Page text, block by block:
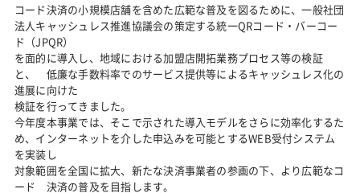
コード決済の小規模店舗を含めた広範な普及を図るために、一般社団
法人キャッシュレス推進協議会の策定する統一QRコード・バーコー
ド（JPQR）
を面的に導入し、地域における加盟店開拓業務プロセス等の検証
と、 低廉な手数料率でのサービス提供等によるキャッシュレス化の
進展に向けた
検証を行ってきました。
今年度本事業では、そこで示された導入モデルをさらに効率化するた
め、インターネットを介した申込みを可能とするWEB受付システム
を実装し
対象範囲を全国に拡大、新たな決済事業者の参画の下、より広範なコ
ード 決済の普及を目指します。